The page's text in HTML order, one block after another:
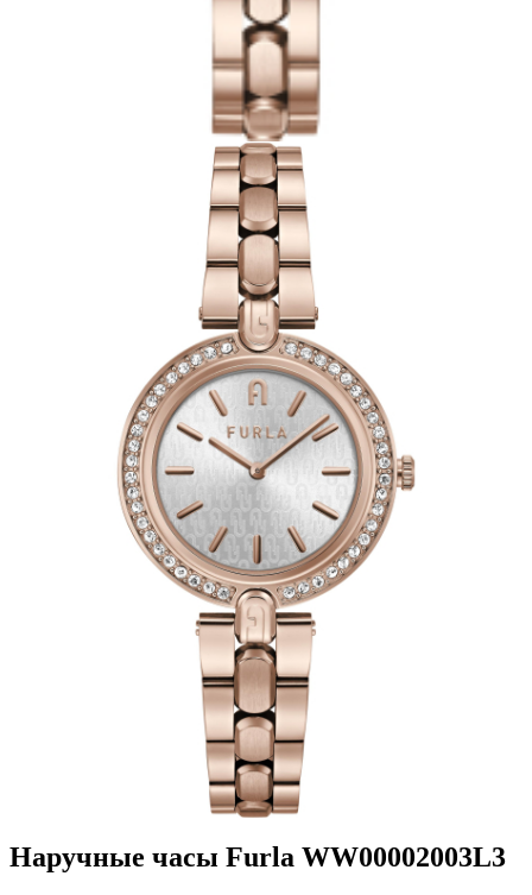
Наручные часы Furla WW00002003L3